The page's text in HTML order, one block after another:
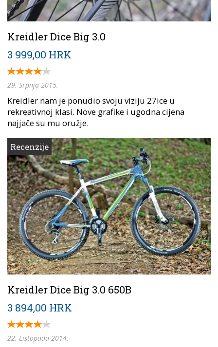
Kreidler Dice Big 3.0
3 999,00 HRK
29. Srpnja 2015.
Kreidler nam je ponudio svoju viziju 27ice u
rekreativnoj klasi. Nove grafike i ugodna cijena
najjače su mu oružje.
Recenzije
Kreidler Dice Big 3.0 650B
3 894,00 HRK
22. Listopada 2014.